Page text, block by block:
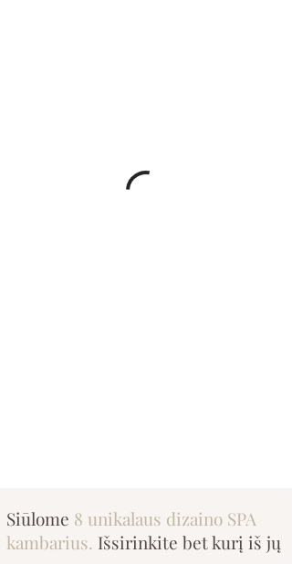
Siūlome 8 unikalaus dizaino SPA
kambarius. Išsirinkite bet kurį iš jų